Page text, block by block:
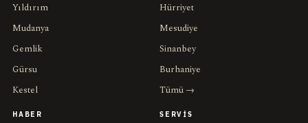
Yıldırım
Mudanya
Gemlik
Gürsu
Kestel
Hürriyet
Mesudiye
Sinanbey
Burhaniye
Tümü →
HABER SERVIS